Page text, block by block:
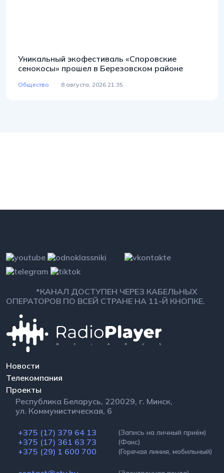
Уникальный экофестиваль «Споровские
сенокосы» прошел в Березовском районе
Общество 8 августа, 2026 21:35
*КАНАЛ ДОСТУПЕН ЧЕРЕЗ КАБЕЛЬНЫХ
ОПЕРАТОРОВ ПО ВСЕЙ СТРАНЕ НА 11-Й КНОПКЕ.
Новости
Телекомпания
Проекты
Республика Беларусь, 220029, г. Минск,
ул. Коммунистическая, 6
+375 (17) 379 64 13 (Запись на личный приём)
+375 (17) 361 63 73 (Факс)
+375 (29) 1 600 700 (Горячая линия, мобильный)